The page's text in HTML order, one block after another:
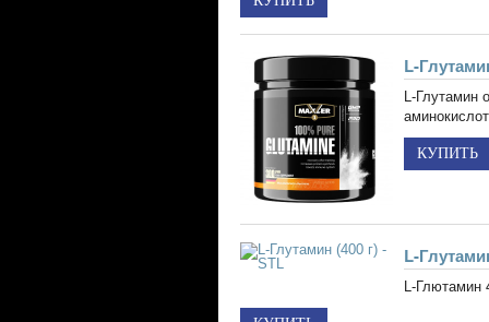
L-
L-Глутамин
L-
L-Глютамин